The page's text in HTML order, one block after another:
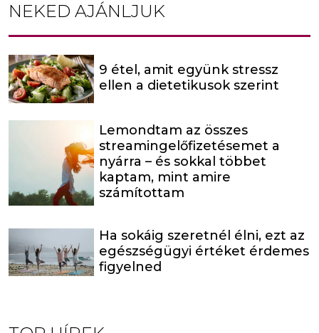
NEKED AJÁNLJUK
9 étel, amit együnk stressz
ellen a dietetikusok szerint
Lemondtam az összes
streamingelőfizetésemet a
nyárra – és sokkal többet
kaptam, mint amire
számítottam
Ha sokáig szeretnél élni, ezt az
egészségügyi értéket érdemes
figyelned